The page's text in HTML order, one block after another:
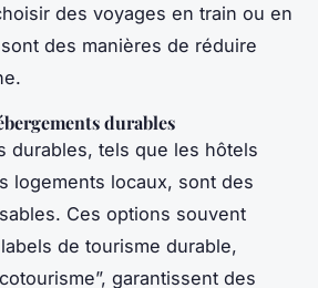
des voyages en train ou en
des manières de réduire
durables
durables, tels que les hôtels
logements locaux, sont des
Ces options souvent
de tourisme durable,
garantissent des